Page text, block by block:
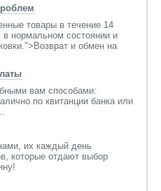
товары в течение 14
нормальном состоянии и
и обмен на
вам способами:
по квитанции банка или
их каждый день
которые отдают выбор